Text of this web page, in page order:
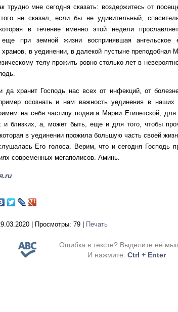
трудно мне сегодня сказать: воздержитесь от
не сказал, если бы не удивительный,
в течение именно этой недели
еще при земной жизни воспринявшая ангельское
храмов, в уединении, в далекой пустыне преподобная
телу прожить ровно столько лет в
да хранит Господь нас всех от инфекций, от
осознать и нам важность уединения в
на себя частицу подвига Марии Египетской, для
и близких, а, может быть, еще и для того, чтобы
в уединении прожила большую часть своей
Его голоса. Верим, что и сегодня Господь
современных мегаполисов. Аминь.
| Просмотры: 79 | Печать
Ошибка в тексте? Выделите её
И нажмите: Ctrl + Enter